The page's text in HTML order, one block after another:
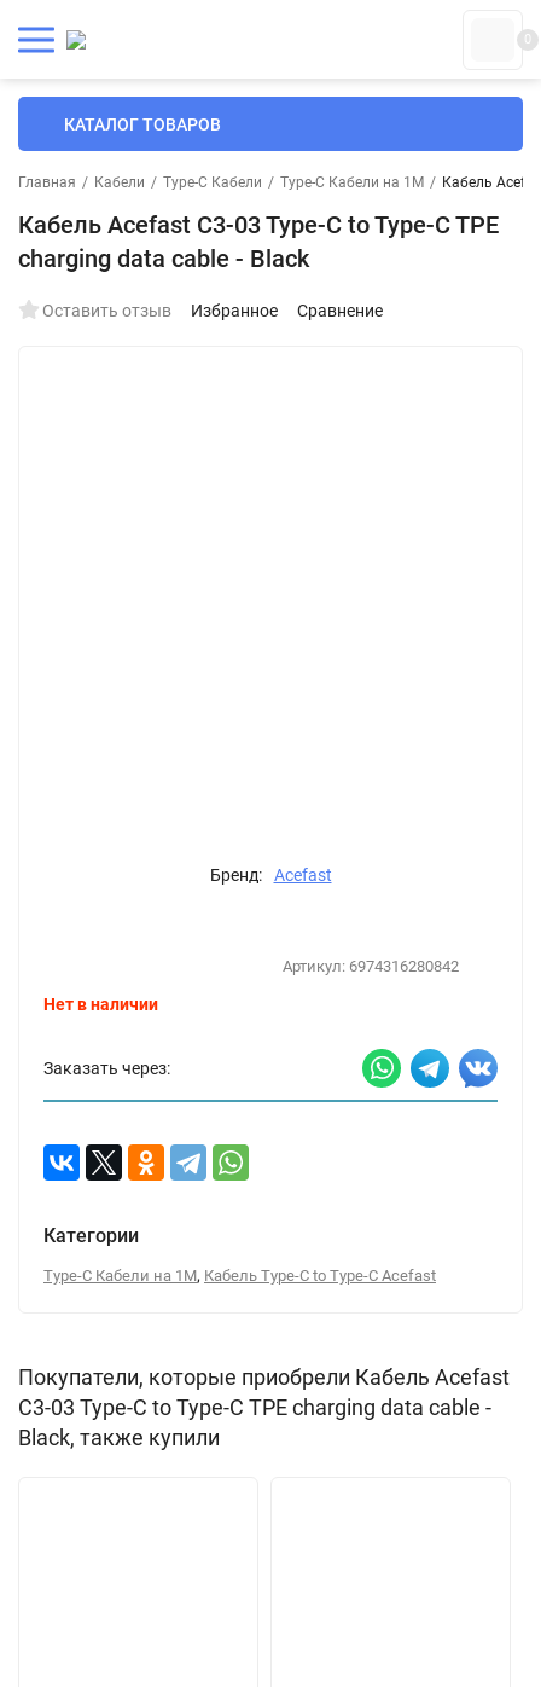
0
КАТАЛОГ ТОВАРОВ
Главная / Кабели / Type-C Кабели / Type-C Кабели на 1М / Кабель
Кабель Acefast C3-03 Type-C to Type-C TPE
charging data cable - Black
Оставить отзыв Избранное Сравнение
Бренд: Acefast
Артикул: 6974316280842
Нет в наличии
Заказать через:
Категории
Type-C Кабели на 1М, Кабель Type-C to Type-C Acefast
Покупатели, которые приобрели Кабель Acefast
C3-03 Type-C to Type-C TPE charging data cable -
Black, также купили